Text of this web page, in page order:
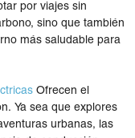
por viajes sin
sino que también
más saludable para
Ofrecen el
Ya sea que explores
urbanas, las